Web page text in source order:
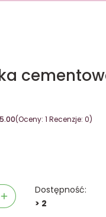
5.00(Oceny: 1 Recenzje: 0)
Dostępność:
> 2